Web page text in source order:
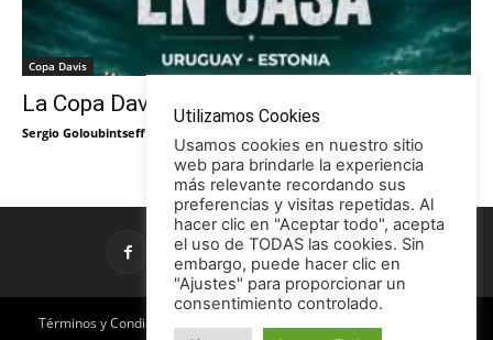
Copa Davis
La Copa Davis vuelve al Círculo
Sergio Goloubintseff
Términos y Condiciones
Utilizamos Cookies
Usamos cookies en nuestro sitio
web para brindarle la experiencia
más relevante recordando sus
preferencias y visitas repetidas. Al
hacer clic en "Aceptar todo", acepta
el uso de TODAS las cookies. Sin
embargo, puede hacer clic en
"Ajustes" para proporcionar un
consentimiento controlado.